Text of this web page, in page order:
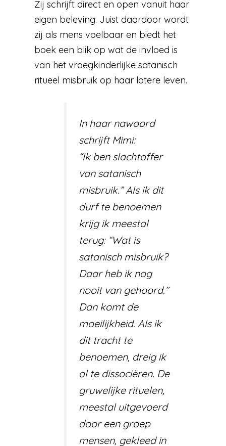
Zij schrijft direct en open vanuit haar
eigen beleving. Juist daardoor wordt
zij als mens voelbaar en biedt het
boek een blik op wat de invloed is
van het vroegkinderlijke satanisch
ritueel misbruik op haar latere leven.
In haar nawoord
schrijft Mimi:
“Ik ben slachtoffer
van satanisch
misbruik.” Als ik dit
durf te benoemen
krijg ik meestal
terug: “Wat is
satanisch misbruik?
Daar heb ik nog
nooit van gehoord.”
Dan komt de
moeilijkheid. Als ik
dit tracht te
benoemen, dreig ik
al te dissociëren. De
gruwelijke rituelen,
meestal uitgevoerd
door een groep
mensen, gekleed in